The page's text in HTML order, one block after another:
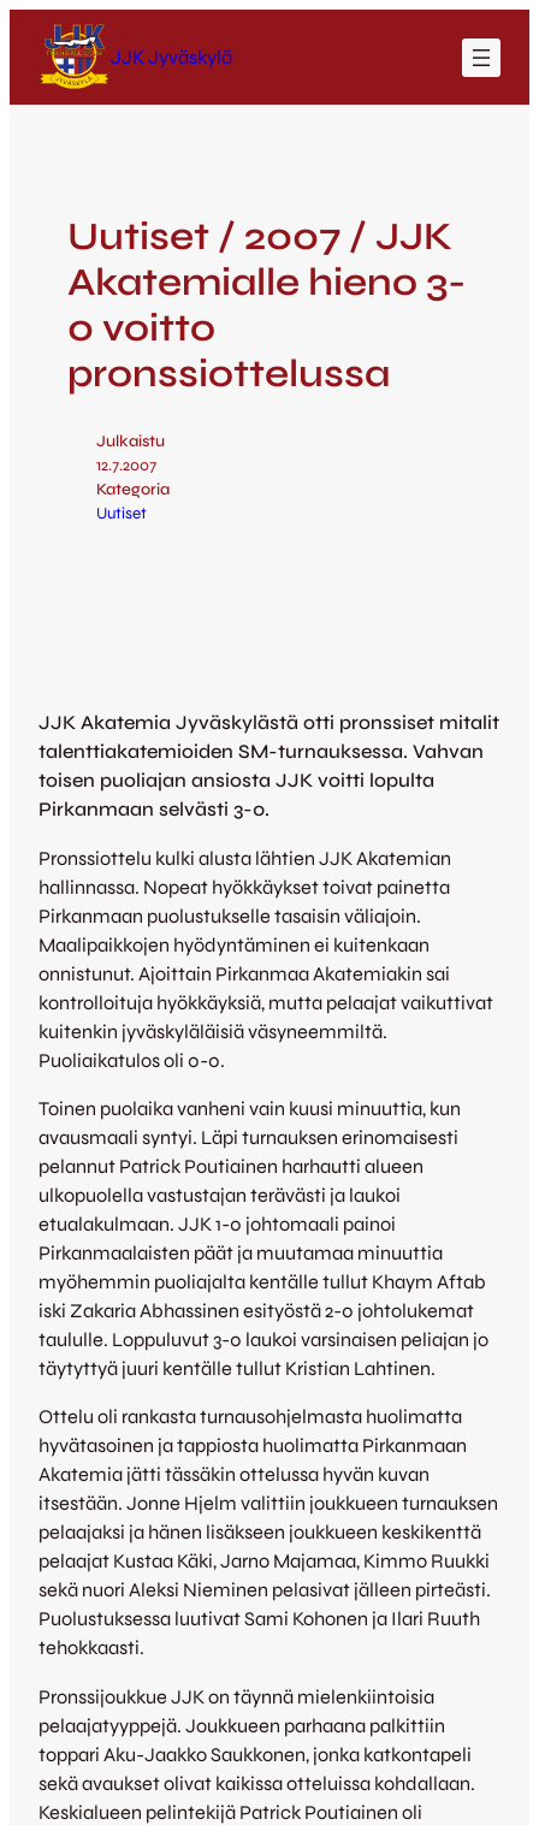
JJK Jyväskylä
Uutiset / 2007 / JJK
Akatemialle hieno 3-
0 voitto
pronssiottelussa
Julkaistu
12.7.2007
Kategoria
Uutiset
JJK Akatemia Jyväskylästä otti pronssiset mitalit
talenttiakatemioiden SM-turnauksessa. Vahvan
toisen puoliajan ansiosta JJK voitti lopulta
Pirkanmaan selvästi 3-0.
Pronssiottelu kulki alusta lähtien JJK Akatemian
hallinnassa. Nopeat hyökkäykset toivat painetta
Pirkanmaan puolustukselle tasaisin väliajoin.
Maalipaikkojen hyödyntäminen ei kuitenkaan
onnistunut. Ajoittain Pirkanmaa Akatemiakin sai
kontrolloituja hyökkäyksiä, mutta pelaajat vaikuttivat
kuitenkin jyväskyläläisiä väsyneemmiltä.
Puoliaikatulos oli 0-0.
Toinen puolaika vanheni vain kuusi minuuttia, kun
avausmaali syntyi. Läpi turnauksen erinomaisesti
pelannut Patrick Poutiainen harhautti alueen
ulkopuolella vastustajan terävästi ja laukoi
etualakulmaan. JJK 1-0 johtomaali painoi
Pirkanmaalaisten päät ja muutamaa minuuttia
myöhemmin puoliajalta kentälle tullut Khaym Aftab
iski Zakaria Abhassinen esityöstä 2-0 johtolukemat
taululle. Loppuluvut 3-0 laukoi varsinaisen peliajan jo
täytyttyä juuri kentälle tullut Kristian Lahtinen.
Ottelu oli rankasta turnausohjelmasta huolimatta
hyvätasoinen ja tappiosta huolimatta Pirkanmaan
Akatemia jätti tässäkin ottelussa hyvän kuvan
itsestään. Jonne Hjelm valittiin joukkueen turnauksen
pelaajaksi ja hänen lisäkseen joukkueen keskikenttä
pelaajat Kustaa Käki, Jarno Majamaa, Kimmo Ruukki
sekä nuori Aleksi Nieminen pelasivat jälleen pirteästi.
Puolustuksessa luutivat Sami Kohonen ja Ilari Ruuth
tehokkaasti.
Pronssijoukkue JJK on täynnä mielenkiintoisia
pelaajatyyppejä. Joukkueen parhaana palkittiin
toppari Aku-Jaakko Saukkonen, jonka katkontapeli
sekä avaukset olivat kaikissa otteluissa kohdallaan.
Keskialueen pelintekijä Patrick Poutiainen oli